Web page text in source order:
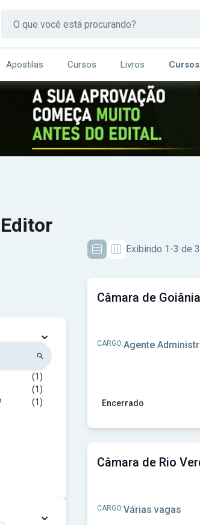
Apostilas Cursos Livros
Exibindo 1-3 de
⌄
(1)
(1)
(1)
⌄
Encerrado
CARGO:Agente
CARGO:Várias vagas